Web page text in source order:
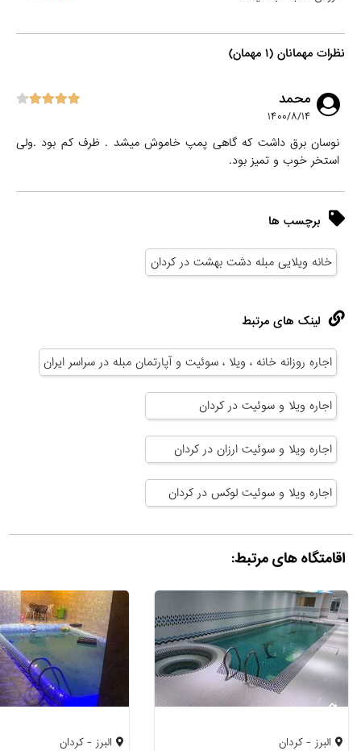
نظرات مهمانان (۱ مهمان)
محمد
۱۴۰۰/۸/۱۴
نوسان برق داشت که گاهی پمپ خاموش میشد . ظرف کم بود .ولی
استخر خوب و تمیز بود.
برچسب ها
خانه ویلایی مبله دشت بهشت در کردان
لینک های مرتبط
اجاره روزانه خانه ، ویلا ، سوئیت و آپارتمان مبله در سراسر ایران
اجاره ویلا و سوئیت در کردان
اجاره ویلا و سوئیت ارزان در کردان
اجاره ویلا و سوئیت لوکس در کردان
اقامتگاه های مرتبط:
البرز - کردان البرز - کردان